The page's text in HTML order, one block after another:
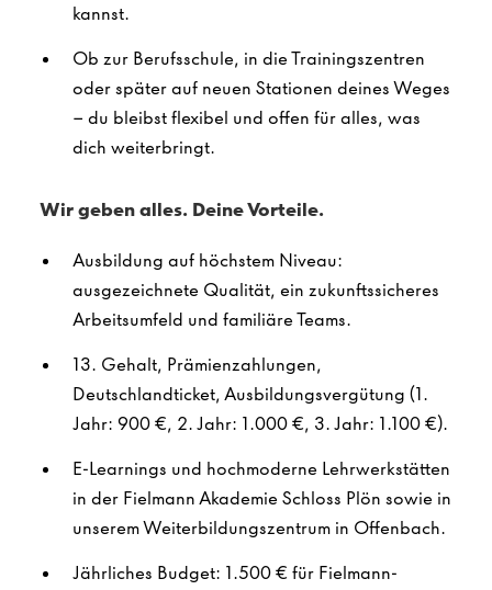
kannst.
Ob zur Berufsschule, in die Trainingszentren
oder später auf neuen Stationen deines Weges
– du bleibst flexibel und offen für alles, was
dich weiterbringt.
Wir geben alles. Deine Vorteile.
Ausbildung auf höchstem Niveau:
ausgezeichnete Qualität, ein zukunftssicheres
Arbeitsumfeld und familiäre Teams.
13. Gehalt, Prämienzahlungen,
Deutschlandticket, Ausbildungsvergütung (1.
Jahr: 900 €, 2. Jahr: 1.000 €, 3. Jahr: 1.100 €).
E-Learnings und hochmoderne Lehrwerkstätten
in der Fielmann Akademie Schloss Plön sowie in
unserem Weiterbildungszentrum in Offenbach.
Jährliches Budget: 1.500 € für Fielmann-